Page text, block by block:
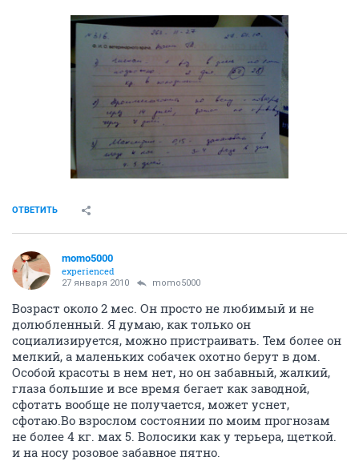
ОТВЕТИТЬ
momo5000
experienced
27 января 2010 momo5000
Возраст около 2 мес. Он просто не любимый и не
долюбленный. Я думаю, как только он
социализируется, можно пристраивать. Тем более он
мелкий, а маленьких собачек охотно берут в дом.
Особой красоты в нем нет, но он забавный, жалкий,
глаза большие и все время бегает как заводной,
сфотать вообще не получается, может уснет,
сфотаю.Во взрослом состоянии по моим прогнозам
не более 4 кг. мах 5. Волосики как у терьера, щеткой.
и на носу розовое забавное пятно.